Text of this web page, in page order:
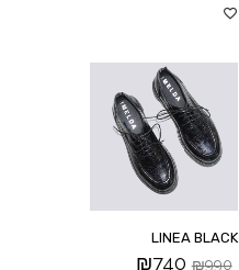
LINEA BLACK
₪990
₪740